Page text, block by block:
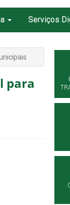
Serviços
para